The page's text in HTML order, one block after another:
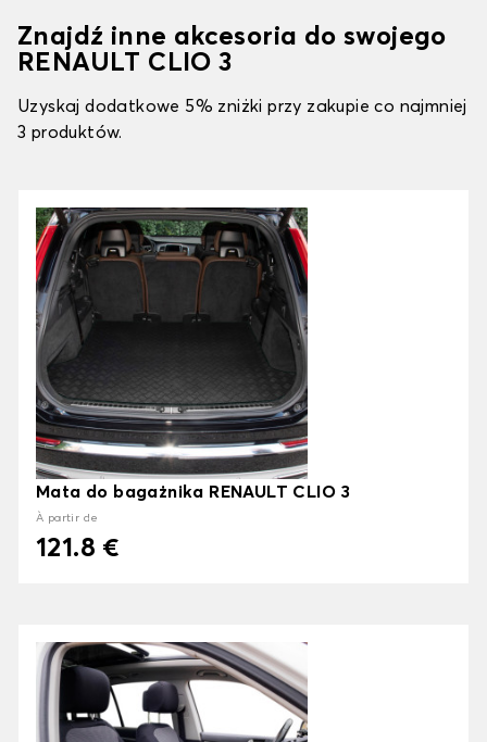
Znajdź inne akcesoria do swojego
RENAULT CLIO 3
Uzyskaj dodatkowe 5% zniżki przy zakupie co najmniej
3 produktów.
Mata do bagażnika RENAULT CLIO 3
À partir de
121.8 €